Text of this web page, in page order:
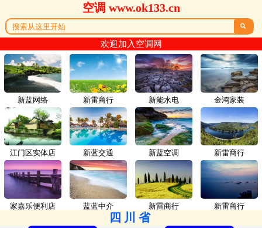
空调 www.ok133.cn

欢迎加入空调网
新蓝网络 新雷商行
江门区实体店 新蓝交通
家嘉乐便利店 蓝蓝中介
新能水电 金鸿家装
新蓝空调 新雷商行
新雷商行 新雷商行
四川省